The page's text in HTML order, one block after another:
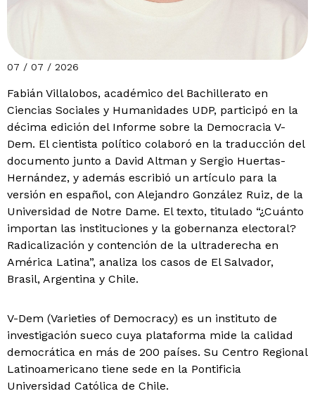
07 / 07 / 2026
Fabián Villalobos, académico del Bachillerato en
Ciencias Sociales y Humanidades UDP, participó en la
décima edición del Informe sobre la Democracia V-
Dem. El cientista político colaboró en la traducción del
documento junto a David Altman y Sergio Huertas-
Hernández, y además escribió un artículo para la
versión en español, con Alejandro González Ruiz, de la
Universidad de Notre Dame. El texto, titulado “¿Cuánto
importan las instituciones y la gobernanza electoral?
Radicalización y contención de la ultraderecha en
América Latina”, analiza los casos de El Salvador,
Brasil, Argentina y Chile.
V-Dem (Varieties of Democracy) es un instituto de
investigación sueco cuya plataforma mide la calidad
democrática en más de 200 países. Su Centro Regional
Latinoamericano tiene sede en la Pontificia
Universidad Católica de Chile.